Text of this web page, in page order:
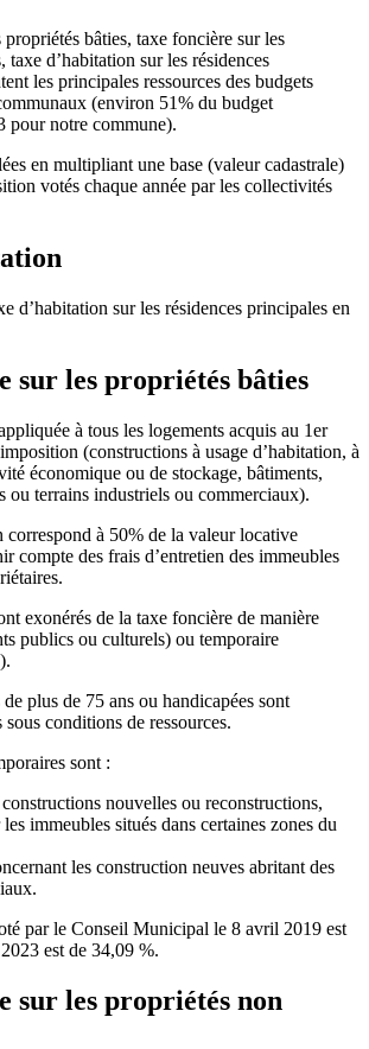
bâties, taxe foncière sur les
taxe d’habitation sur les résidences
les principales ressources des budgets
(environ 51% du budget
pour notre commune).
en multipliant une base (valeur cadastrale)
votés chaque année par les collectivités
d’habitation sur les résidences principales en
sur les propriétés bâties
à tous les logements acquis au 1er
(constructions à usage d’habitation, à
économique ou de stockage, bâtiments,
ou terrains industriels ou commerciaux).
correspond à 50% de la valeur locative
compte des frais d’entretien des immeubles
exonérés de la taxe foncière de manière
publics ou culturels) ou temporaire
plus de 75 ans ou handicapées sont
sous conditions de ressources.
sont :
nouvelles ou reconstructions,
immeubles situés dans certaines zones du
les construction neuves abritant des
par le Conseil Municipal le 8 avril 2019 est
est de 34,09 %.
sur les propriétés non